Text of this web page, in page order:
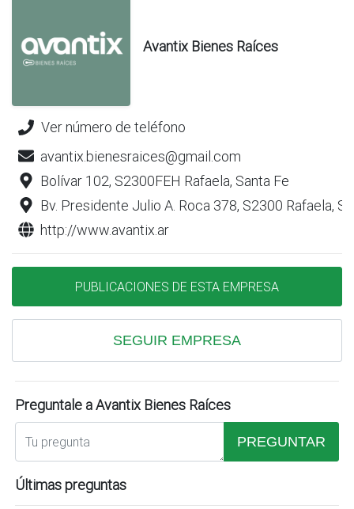
Avantix Bienes Raíces
Ver número de teléfono
avantix.bienesraices@gmail.com
Bolívar 102, S2300FEH Rafaela, Santa Fe
Bv. Presidente Julio A. Roca 378, S2300 Rafaela,
http://www.avantix.ar
PUBLICACIONES DE ESTA EMPRESA
SEGUIR EMPRESA
Preguntale a Avantix Bienes Raíces
PREGUNTAR
Últimas preguntas